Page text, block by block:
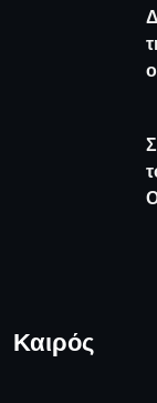
Καιρός